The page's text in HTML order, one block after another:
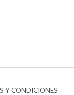
Y CONDICIONES